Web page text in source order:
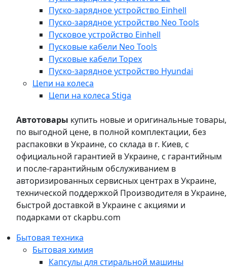
Пуско-зарядное устройство Einhell
Пуско-зарядное устройство Neo Tools
Пусковое устройство Einhell
Пусковые кабели Neo Tools
Пусковые кабели Topex
Пуско-зарядное устройство Hyundai
Цепи на колеса
Цепи на колеса Stiga
Автотовары купить новые и оригинальные товары,
по выгодной цене, в полной комплектации, без
распаковки в Украине, со склада в г. Киев, с
официальной гарантией в Украине, с гарантийным
и после-гарантийным обслуживанием в
авторизированных сервисных центрах в Украине,
технической поддержкой Производителя в Украине,
быстрой доставкой в Украине с акциями и
подарками от ckapbu.com
Бытовая техника
Бытовая химия
Капсулы для стиральной машины